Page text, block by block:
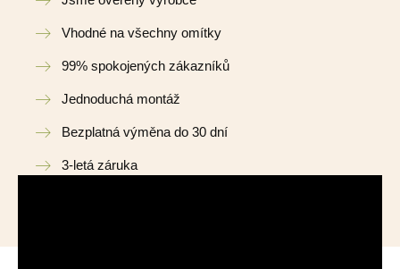
Vhodné na všechny omítky
99% spokojených zákazníků
Jednoduchá montáž
Bezplatná výměna do 30 dní
3-letá záruka